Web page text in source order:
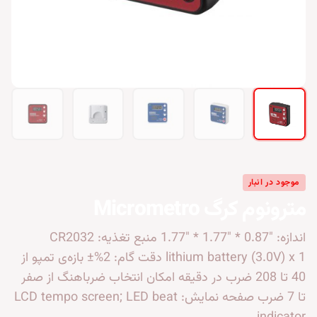
موجود در انبار
اندازه: "0.87 * "1.77 * "1.77 منبع تغذیه: CR2032
lithium battery (3.0V) x 1 دقت گام: 2%± بازه‌ی تمپو از
40 تا 208 ضرب در دقیقه امکان انتخاب ضرباهنگ از صفر
تا 7 ضرب صفحه نمایش: LCD tempo screen; LED beat